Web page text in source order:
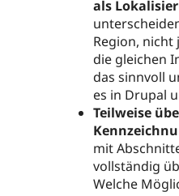
als
Region, nicht
die gleichen
das sinnvoll
es in Drupal
Teilweise
mit
vollständig
Welche